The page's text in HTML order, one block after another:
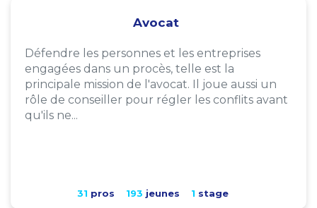
Avocat
Défendre les personnes et les entreprises
engagées dans un procès, telle est la
principale mission de l'avocat. Il joue aussi un
rôle de conseiller pour régler les conflits avant
qu'ils ne...
31 pros 193 jeunes 1 stage